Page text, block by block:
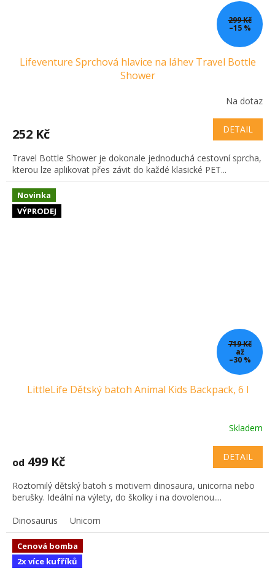
299 Kč
–15 %
Lifeventure Sprchová hlavice na láhev Travel Bottle
Shower
Na dotaz
252 Kč DETAIL
Travel Bottle Shower je dokonale jednoduchá cestovní sprcha,
kterou lze aplikovat přes závit do každé klasické PET...
Novinka
VÝPRODEJ
719 Kč
až
–30 %
LittleLife Dětský batoh Animal Kids Backpack, 6 l
Skladem
od 499 Kč DETAIL
Roztomilý dětský batoh s motivem dinosaura, unicorna nebo
berušky. Ideální na výlety, do školky i na dovolenou....
Dinosaurus
Unicorn
Cenová bomba
2x více kufříků